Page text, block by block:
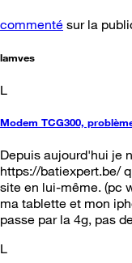
commenté sur la
lamves
L
Modem TCG300,
Depuis aujourd'hui je
https://batiexpert.be/
site en lui-même. (pc
ma tablette et mon
passe par la 4g, pas
L